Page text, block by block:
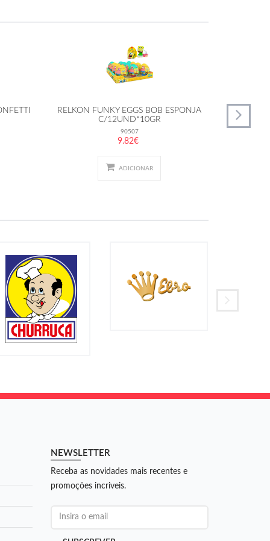
RELKON FUNKY EGGS BOB ESPONJA
C/12UND*10GR
90507
9.82€
ADICIONAR
JOY
NEWSLETTER
Receba as novidades mais recentes e
promoções incriveis.